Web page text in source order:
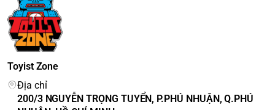
Toyist Zone
Địa chỉ
200/3 NGUYỄN TRỌNG TUYỂN, P.PHÚ NHUẬN, Q.PHÚ